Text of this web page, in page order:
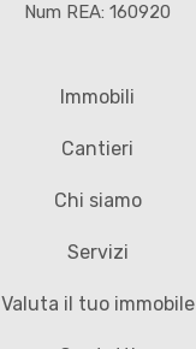
Num REA: 160920
Immobili
Cantieri
Chi siamo
Servizi
Valuta il tuo immobile